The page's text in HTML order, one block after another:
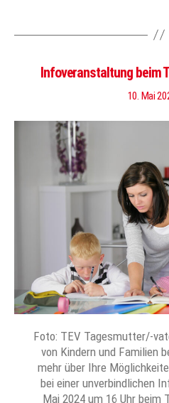
Infoveranstaltung beim
10. Mai
Foto: TEV Tagesmutter/-
von Kindern und Familien
mehr über Ihre
bei einer unverbindlichen
Mai 2024 um 16 Uhr beim